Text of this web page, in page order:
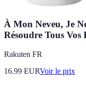
À Mon Neveu, Je
Résoudre Tous Vos
Rakuten FR
16.99 EURVoir le prix